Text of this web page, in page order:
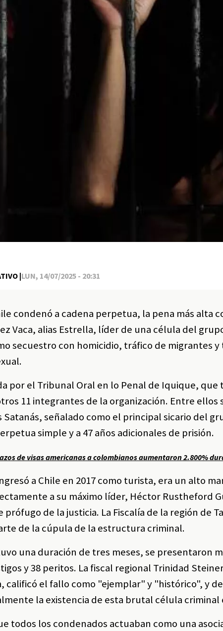
|LUN, 14/07/2025 - 20:31
condenó a cadena perpetua, la pena más alta
Vaca, alias Estrella, líder de una célula del
secuestro con homicidio, tráfico de migrantes
por el Tribunal Oral en lo Penal de Iquique, que
11 integrantes de la organización. Entre ellos
Satanás, señalado como el principal sicario del
simple y a 47 años adicionales de prisión.
de visas americanas a colombianos aumentaron 2.800%
a Chile en 2017 como turista, era un alto
a su máximo líder, Héctor Rustheford
de la justicia. La Fiscalía de la región de
de la cúpula de la estructura criminal.
una duración de tres meses, se presentaron
y 38 peritos. La fiscal regional Trinidad
calificó el fallo como "ejemplar" y "histórico", y
la existencia de esta brutal célula
todos los condenados actuaban como una